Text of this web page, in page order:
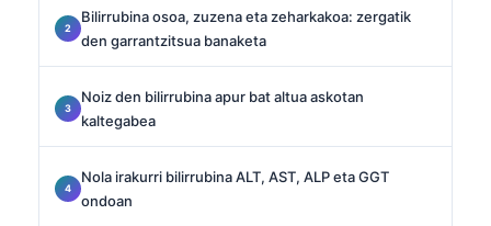
Bilirrubina osoa, zuzena eta zeharkakoa: zergatik
den garrantzitsua banaketa
Noiz den bilirrubina apur bat altua askotan
kaltegabea
Nola irakurri bilirrubina ALT, AST, ALP eta GGT
ondoan